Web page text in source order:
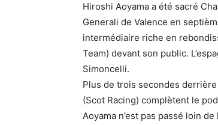
Hiroshi Aoyama a été sacré
Generali de Valence en
intermédiaire riche en
Team) devant son public.
Simoncelli.
Plus de trois secondes
(Scot Racing) complètent le
Aoyama n’est pas passé loin